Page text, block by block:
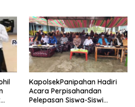
KapolsekPanipahan Hadiri
Acara Perpisahandan
Pelepasan Siswa-Siswi